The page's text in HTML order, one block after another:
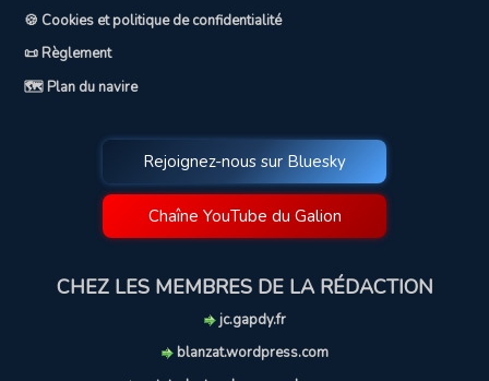
🍪 Cookies et politique de confidentialité
📜 Règlement
🗺️ Plan du navire
Rejoignez-nous sur Bluesky
Chaîne YouTube du Galion
CHEZ LES MEMBRES DE LA RÉDACTION
jc.gapdy.fr
blanzat.wordpress.com